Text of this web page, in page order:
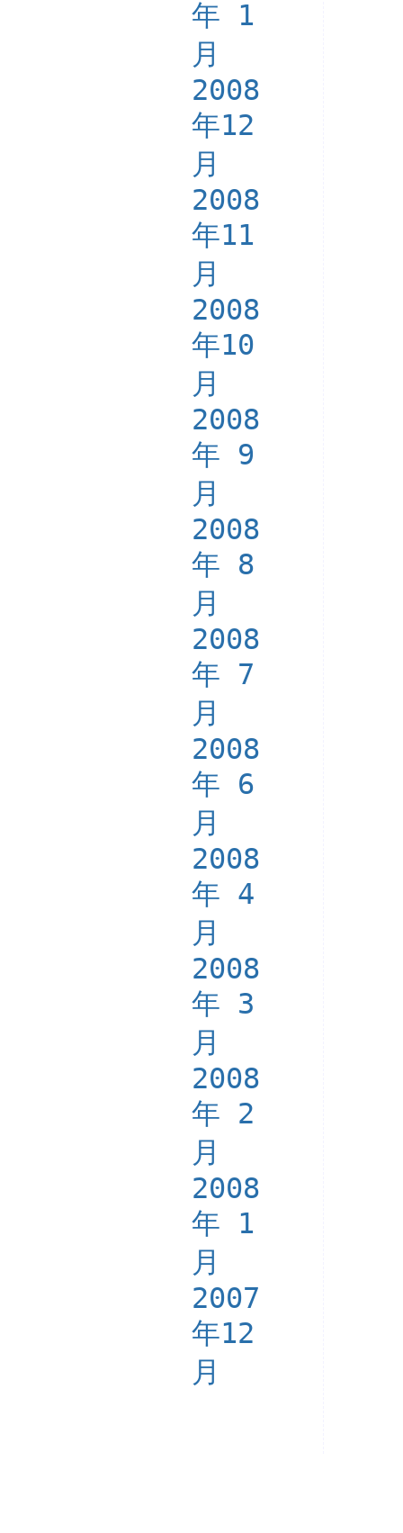
年 1
月
2008
年12
月
2008
年11
月
2008
年10
月
2008
年 9
月
2008
年 8
月
2008
年 7
月
2008
年 6
月
2008
年 4
月
2008
年 3
月
2008
年 2
月
2008
年 1
月
2007
年12
月